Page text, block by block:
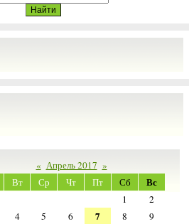
« Апрель 2017 »
Вт Ср Чт Пт Сб Вс
1
2
4 5 6 7 8 9